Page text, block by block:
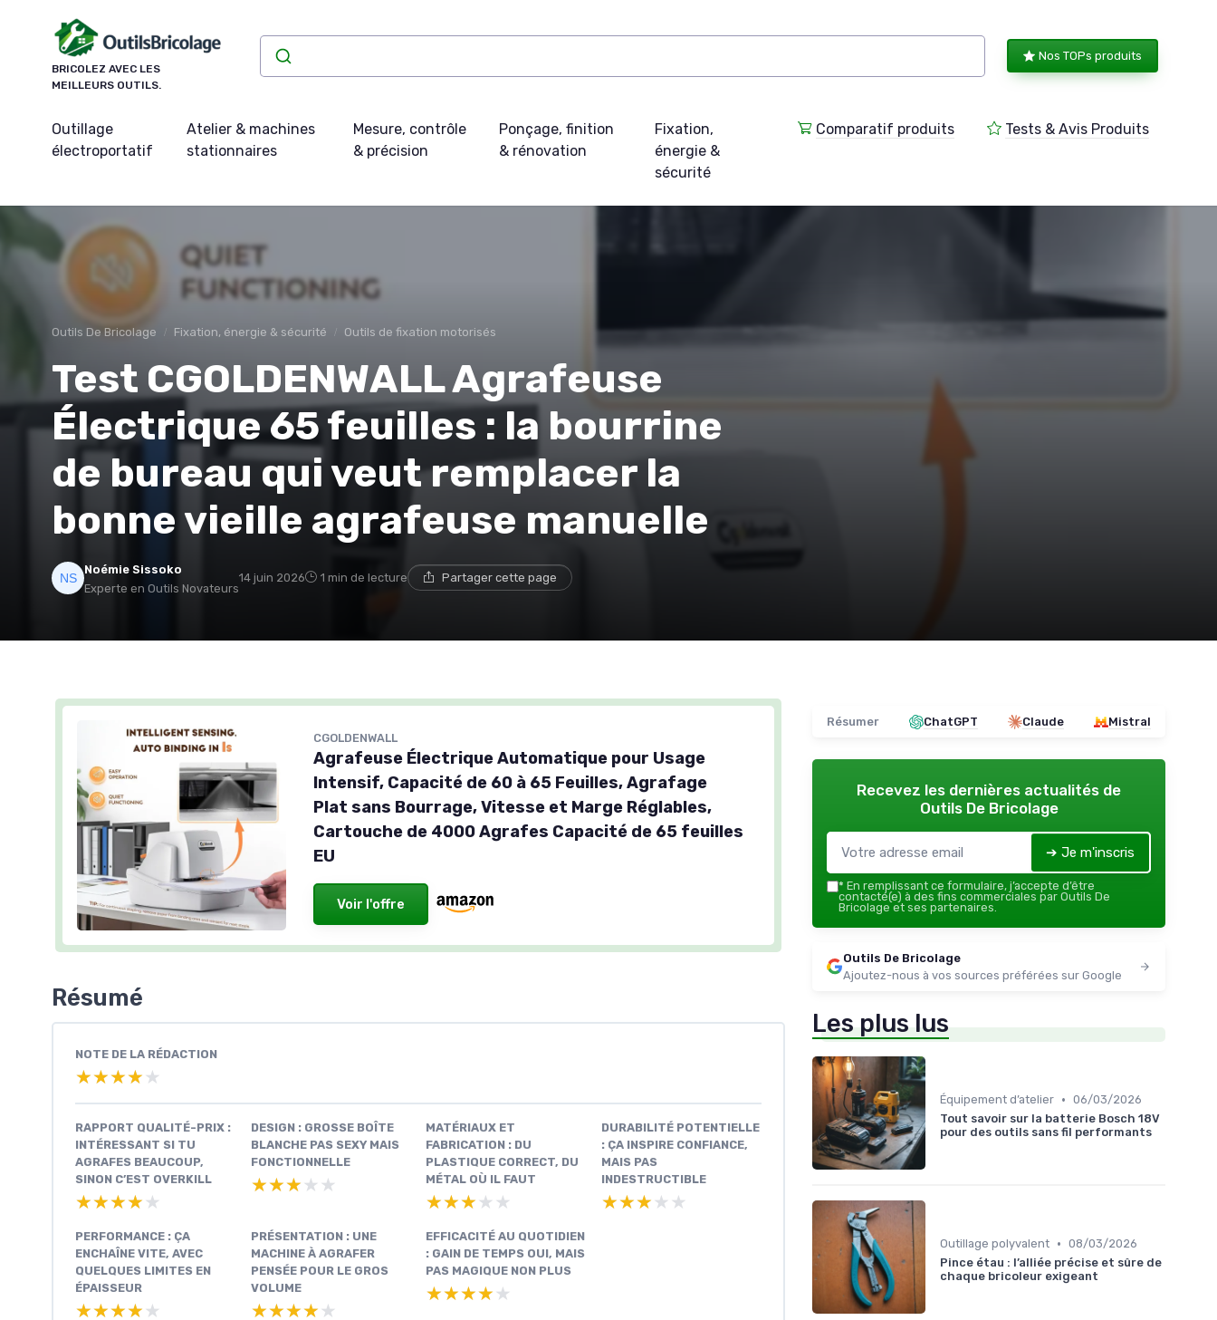
BRICOLEZ AVEC LES
MEILLEURS OUTILS.
Nos TOPs produits
Outillage
électroportatif
Atelier & machines
stationnaires
Mesure, contrôle
& précision
Ponçage, finition
& rénovation
Fixation,
énergie &
sécurité
Comparatif produits Tests & Avis Produits
Outils De Bricolage Fixation, énergie & sécurité Outils de fixation motorisés
Test CGOLDENWALL Agrafeuse
Électrique 65 feuilles : la bourrine
de bureau qui veut remplacer la
bonne vieille agrafeuse manuelle
Noémie Sissoko
Experte en Outils Novateurs
14 juin 2026 1 min de lecture Partager cette page
CGOLDENWALL
Agrafeuse Électrique Automatique pour Usage
Intensif, Capacité de 60 à 65 Feuilles, Agrafage
Plat sans Bourrage, Vitesse et Marge Réglables,
Cartouche de 4000 Agrafes Capacité de 65 feuilles
EU
Voir l'offre
Résumé
NOTE DE LA RÉDACTION
★★★★★
★★★★★
RAPPORT QUALITÉ-PRIX :
INTÉRESSANT SI TU
AGRAFES BEAUCOUP,
SINON C’EST OVERKILL
★★★★★
★★★★★
DESIGN : GROSSE BOÎTE
BLANCHE PAS SEXY MAIS
FONCTIONNELLE
★★★★★
★★★★★
MATÉRIAUX ET
FABRICATION : DU
PLASTIQUE CORRECT, DU
MÉTAL OÙ IL FAUT
★★★★★
★★★★★
DURABILITÉ POTENTIELLE
: ÇA INSPIRE CONFIANCE,
MAIS PAS
INDESTRUCTIBLE
★★★★★
★★★★★
PERFORMANCE : ÇA
ENCHAÎNE VITE, AVEC
QUELQUES LIMITES EN
ÉPAISSEUR
★★★★★
★★★★★
PRÉSENTATION : UNE
MACHINE À AGRAFER
PENSÉE POUR LE GROS
VOLUME
★★★★★
★★★★★
EFFICACITÉ AU QUOTIDIEN
: GAIN DE TEMPS OUI, MAIS
PAS MAGIQUE NON PLUS
★★★★★
★★★★★
Résumer ChatGPT Claude Mistral
Recevez les dernières actualités de
Outils De Bricolage
➔ Je m'inscris
* En remplissant ce formulaire, j’accepte d’être
contacté(e) à des fins commerciales par Outils De
Bricolage et ses partenaires.
Outils De Bricolage
Ajoutez-nous à vos sources préférées sur Google
Les plus lus
Équipement d’atelier • 06/03/2026
Tout savoir sur la batterie Bosch 18V
pour des outils sans fil performants
Outillage polyvalent • 08/03/2026
Pince étau : l’alliée précise et sûre de
chaque bricoleur exigeant